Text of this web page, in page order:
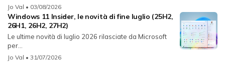
Jo Val • 03/08/2026
Windows 11 Insider, le novità di fine luglio (25H2,
26H1, 26H2, 27H2)
Le ultime novità di luglio 2026 rilasciate da Microsoft
per...
Jo Val • 31/07/2026